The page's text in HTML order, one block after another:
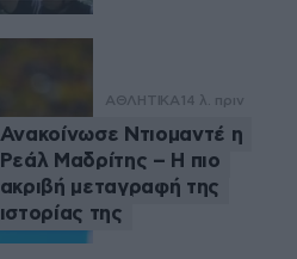
ΑΘΛΗΤΙΚΑ 14 λ. πριν
Ανακοίνωσε Ντιομαντέ η
Ρεάλ Μαδρίτης – Η πιο
ακριβή μεταγραφή της
ιστορίας της